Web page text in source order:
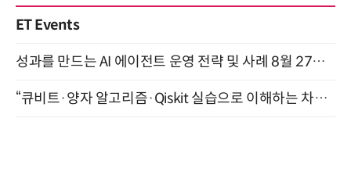
ET Events
성과를 만드는 AI 에이전트 운영 전략 및 사례 8월 27일 개최
“큐비트·양자 알고리즘·Qiskit 실습으로 이해하는 차세대 컴퓨팅” (8/28)